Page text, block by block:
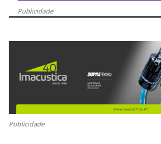
Publicidade
Publicidade